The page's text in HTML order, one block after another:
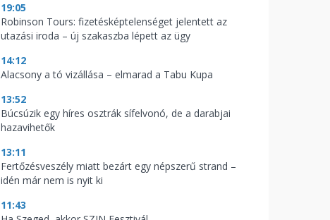
19:05
Robinson Tours: fizetésképtelenséget jelentett az
utazási iroda – új szakaszba lépett az ügy
14:12
Alacsony a tó vizállása – elmarad a Tabu Kupa
13:52
Búcsúzik egy híres osztrák sífelvonó, de a darabjai
hazavihetők
13:11
Fertőzésveszély miatt bezárt egy népszerű strand –
idén már nem is nyit ki
11:43